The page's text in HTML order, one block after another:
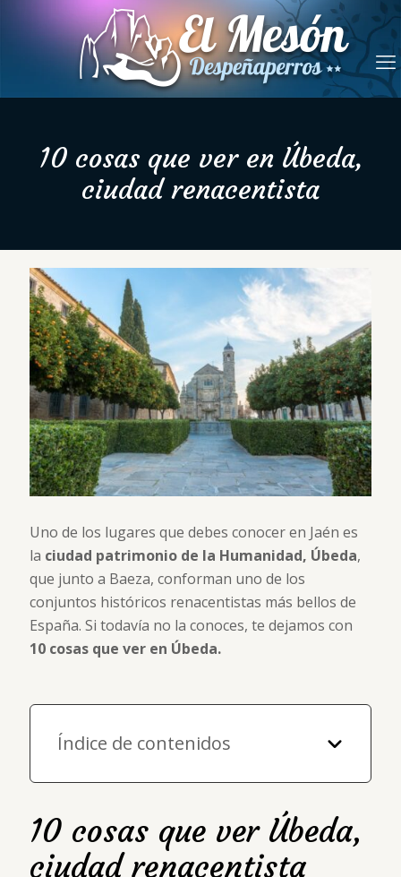
10 cosas que ver en Úbeda,
ciudad renacentista
Uno de los lugares que debes conocer en Jaén es
la ciudad patrimonio de la Humanidad, Úbeda,
que junto a Baeza, conforman uno de los
conjuntos históricos renacentistas más bellos de
España. Si todavía no la conoces, te dejamos con
10 cosas que ver en Úbeda.
Índice de contenidos
10 cosas que ver Úbeda,
ciudad renacentista